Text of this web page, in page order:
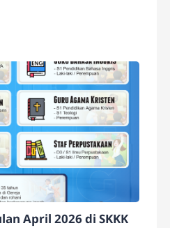
April 2026 di SKKK